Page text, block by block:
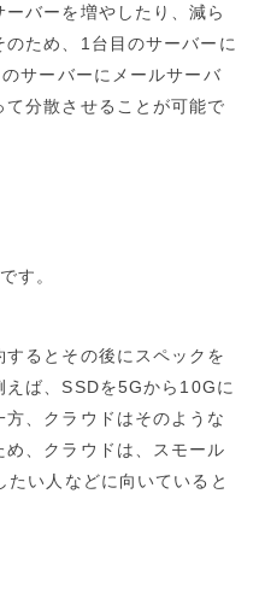
バーを増やしたり、減ら
ため、1台目のサーバーに
サーバーにメールサーバ
分散させることが可能で
す。
るとその後にスペックを
ば、SSDを5Gから10Gに
、クラウドはそのような
、クラウドは、スモール
い人などに向いていると